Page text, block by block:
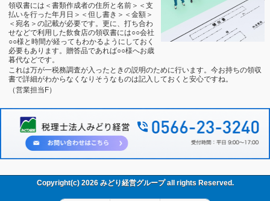
領収書には＜書類作成者の住所と名前＞＜支
払いを行った年月日＞＜但し書き＞＜金額＞
＜宛名＞の記載が必要です。更に、打ち合わ
せなどで利用した飲食店の領収書には○○会社
○○様と時間が経ってもわかるようにしておく
必要もあります。贈答品であれば○○様へお歳
暮代などです。
これは万が一税務調査が入ったときの説明のために行います。今お持ちの領収
書で詳細がわからなくなりそうなものは記入しておくと安心ですね。
（営業担当F）
Copyright(c) 2026 みどり経営グループ all rights Reserved.